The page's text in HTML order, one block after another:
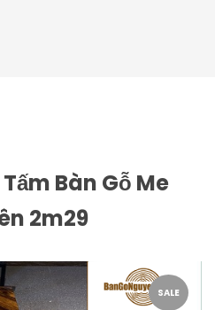
Bàn Gỗ Me
2m29
SALE